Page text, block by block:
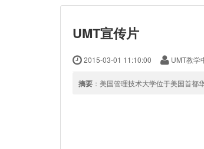
UMT宣传片
2015-03-01 11:10:00 UMT教学
摘要 ：美国管理技术大学位于美国首都